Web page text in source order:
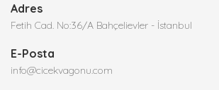
Adres
Fetih Cad. No:36/A Bahçelievler - İstanbul
E-Posta
info@cicekvagonu.com